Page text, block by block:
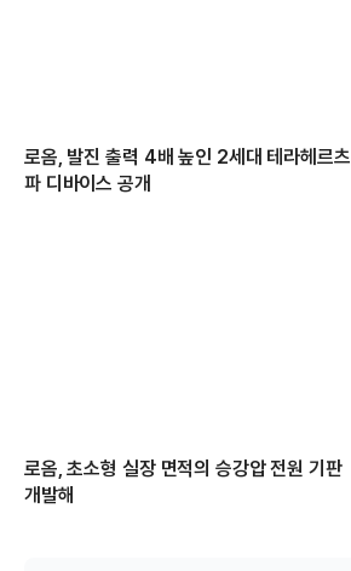
로옴, 발진 출력 4배 높인 2세대 테라헤르츠
파 디바이스 공개
로옴, 초소형 실장 면적의 승강압 전원 기판
개발해